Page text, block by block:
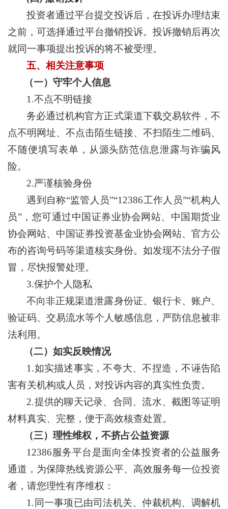
投资者通过平台提交投诉后，在投诉办理结束
之前，可选择通过平台撤销投诉。投诉撤销后再次
就同一事项提出投诉的将不被受理。
五、相关注意事项
（一）守牢个人信息
1.不点不明链接
务必通过机构官方正式渠道下载交易软件，不
点不明网址、不点击陌生链接、不扫陌生二维码、
不随便填写表单，从源头防范信息泄露与诈骗风
险。
2.严谨核验身份
遇到自称“监管人员”“12386工作人员”“机构人
员”，您可通过中国证券业协会网站、中国期货业
协会网站、中国证券投资基金业协会网站、官方公
布的咨询号码等渠道核实身份。如发现不法分子假
冒，尽快报警处理。
3.保护个人隐私
不向非正规渠道泄露身份证、银行卡、账户、
验证码、交易流水等个人敏感信息，严防信息被非
法利用。
（二）如实反映情况
1.如实描述事实，不夸大、不捏造，不诬告陷
害有关机构或人员，对投诉内容的真实性负责。
2.提供的聊天记录、合同、流水、截图等证明
材料真实、完整，便于高效核查处置。
（三）理性维权，不挤占公益资源
12386服务平台是面向全体投资者的公益服务
通道，为保障热线资源公平、高效服务每一位投资
者，请您理性有序维权：
1.同一事项已由司法机关、仲裁机构、调解机